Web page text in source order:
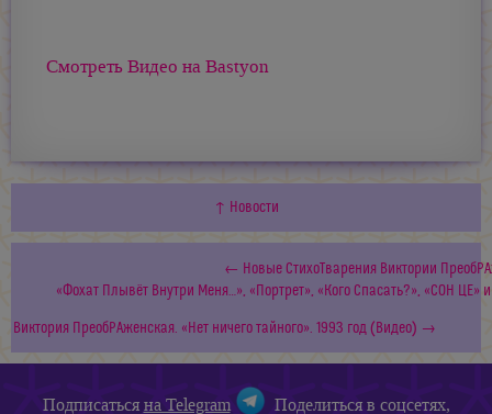
Смотреть Видео на Bastyon
↑ Новости
← Новые СтихоТварения Виктории
«Фохат Плывёт Внутри Меня…», «Портрет», «Кого Спасать?», «СОН
Виктория ПреобРАженская. «Нет ничего тайного». 1993 год (Видео) →
Подписатьсяна Telegram
Поделиться в соцсетях,